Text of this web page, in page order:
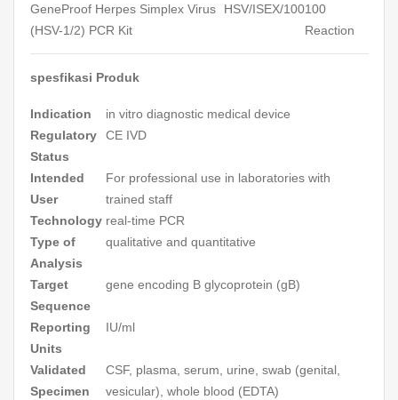
GeneProof Herpes Simplex Virus
(HSV-1/2) PCR Kit
HSV/ISEX/100100
Reaction
spesfikasi Produk
Indication in vitrodiagnostic medical device
Regulatory
Status
CE IVD
Intended
User
For professional use in laboratories with
trained staff
Technology real-time PCR
Type of
Analysis
qualitative and quantitative
Target
Sequence
gene encoding B glycoprotein (gB)
Reporting
Units
IU/ml
Validated
Specimen
CSF, plasma, serum, urine, swab (genital,
vesicular), whole blood (EDTA)